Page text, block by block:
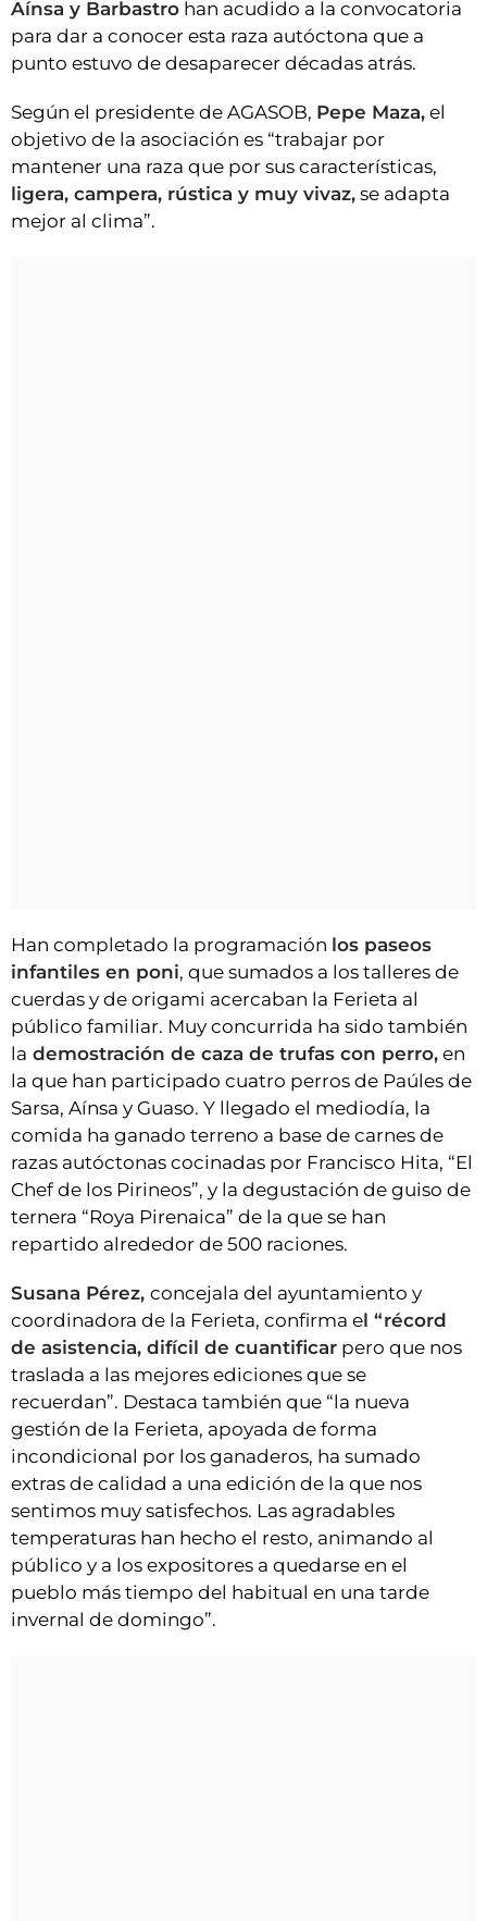
Aínsa y Barbastro han acudido a la convocatoria
para dar a conocer esta raza autóctona que a
punto estuvo de desaparecer décadas atrás.
Según el presidente de AGASOB, Pepe Maza, el
objetivo de la asociación es “trabajar por
mantener una raza que por sus características,
ligera, campera, rústica y muy vivaz, se adapta
mejor al clima”.
Han completado la programación los paseos
infantiles en poni, que sumados a los talleres de
cuerdas y de origami acercaban la Ferieta al
público familiar. Muy concurrida ha sido también
la demostración de caza de trufas con perro, en
la que han participado cuatro perros de Paúles de
Sarsa, Aínsa y Guaso. Y llegado el mediodía, la
comida ha ganado terreno a base de carnes de
razas autóctonas cocinadas por Francisco Hita, “El
Chef de los Pirineos”, y la degustación de guiso de
ternera “Roya Pirenaica” de la que se han
repartido alrededor de 500 raciones.
Susana Pérez, concejala del ayuntamiento y
coordinadora de la Ferieta, confirma el “récord
de asistencia, difícil de cuantificar pero que nos
traslada a las mejores ediciones que se
recuerdan”. Destaca también que “la nueva
gestión de la Ferieta, apoyada de forma
incondicional por los ganaderos, ha sumado
extras de calidad a una edición de la que nos
sentimos muy satisfechos. Las agradables
temperaturas han hecho el resto, animando al
público y a los expositores a quedarse en el
pueblo más tiempo del habitual en una tarde
invernal de domingo”.